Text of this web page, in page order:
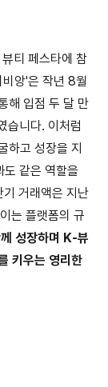
티 페스타에 참
앙'은 작년 8월
해 입점 두 달 만
습니다. 이처럼
하고 성장을 지
같은 역할을
거래액은 지난
는 플랫폼의 규
성장하며 K-뷰
키우는 영리한